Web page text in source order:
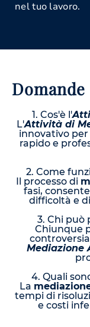
nel tuo lavoro.
1. Cos'è l'
L'Attività di
innovativo
rapido e
2. Come
Il processo di
fasi,
difficoltà e
3. Chi può
Chiunque
Mediazione
4. Quali
La
tempi di
e costi